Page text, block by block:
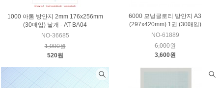
1000 아톰 방안지 2mm 176x256mm
(30매입) 낱개 - AT-BA04
NO-36685
1,000원
520원
6000 모닝글로리 방안지 A3
(297x420mm) 1권 (30매입)
NO-61889
6,000원
3,600원